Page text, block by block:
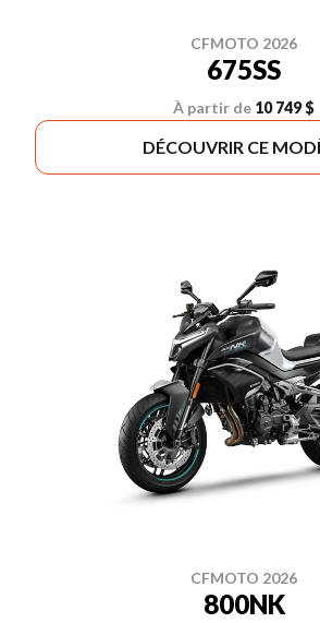
CFMOTO 2026
675SS
À partir de 10 749 $
DÉCOUVRIR CE
CFMOTO 2026
800NK